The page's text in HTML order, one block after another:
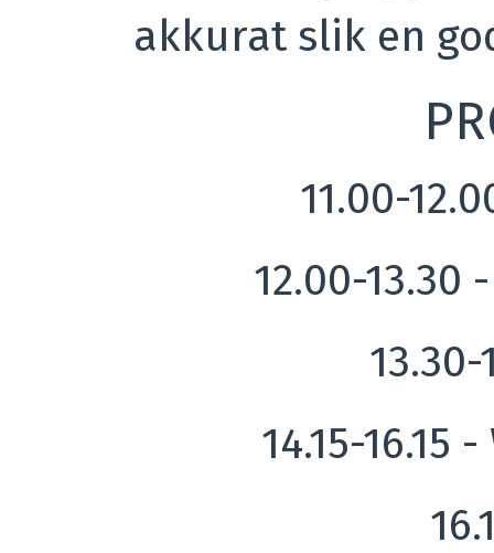
akkurat slik en
11.00-
12.00-13.30
14.15-16.15